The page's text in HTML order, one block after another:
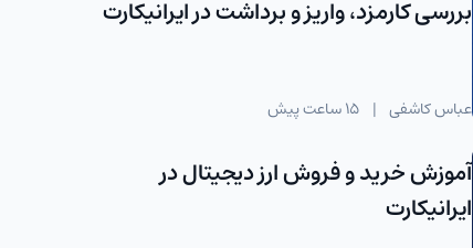
بررسی کارمزد، واریز و برداشت در ایرانیکارت
عباس کاشفی | 15 ساعت پیش
آموزش خرید و فروش ارز دیجیتال در
ایرانیکارت